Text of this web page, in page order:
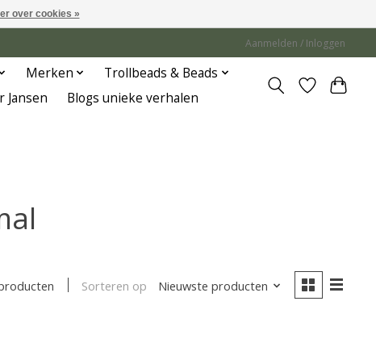
Aanmelden / Inloggen
Merken
Trollbeads & Beads
Jansen Blogs unieke verhalen
Sorteren op Nieuwste producten
over cookies »